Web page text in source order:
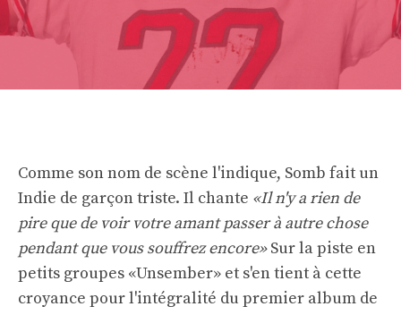
Comme son nom de scène l'indique, Somb fait un
Indie de garçon triste. Il chante «Il n'y a rien de
pire que de voir votre amant passer à autre chose
pendant que vous souffrez encore»Sur la piste en
petits groupes «Unsember» et s'en tient à cette
croyance pour l'intégralité du premier album de